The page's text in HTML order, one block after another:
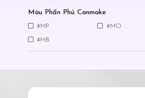
Màu Phấn Phủ Canmake
#MP #MO
#MB